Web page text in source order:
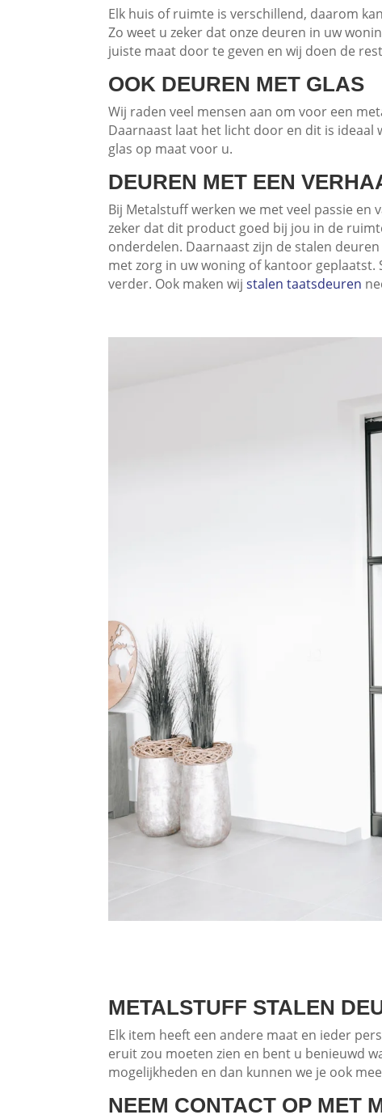
Elk huis of ruimte is verschillend, daarom
Zo weet u zeker dat onze deuren in uw
juiste maat door te geven en wij doen de
OOK DEUREN MET GLAS
Wij raden veel mensen aan om voor een
Daarnaast laat het licht door en dit is
glas op maat voor u.
DEUREN MET EEN
Bij Metalstuff werken we met veel passie
zeker dat dit product goed bij jou in de
onderdelen. Daarnaast zijn de stalen
met zorg in uw woning of kantoor
verder. Ook maken wijstalen taatsdeuren
METALSTUFF STALEN
Elk item heeft een andere maat en ieder
eruit zou moeten zien en bent u benieuwd
mogelijkheden en dan kunnen we je ook
NEEM CONTACT OP MET